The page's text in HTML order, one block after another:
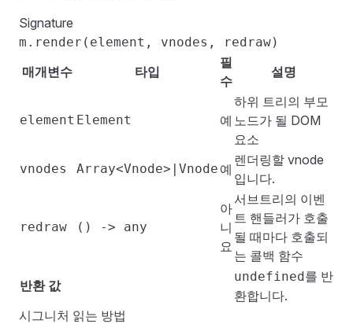
Signature
m.render(element, vnodes, redraw)
매개변수 타입
필
수
설명
element Element 예
하위 트리의 부모
노드가 될 DOM
요소
vnodes Array<Vnode>|Vnode 예
렌더링할 vnode
입니다.
redraw () -> any
아
니
요
서브트리의 이벤
트 핸들러가 호출
될 때마다 호출되
는 콜백 함수
반환 값
undefined를 반
환합니다.
시그니처 읽는 방법